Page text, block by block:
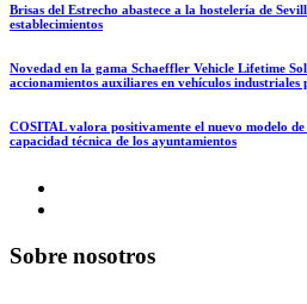
Brisas del Estrecho abastece a la hostelería de
establecimientos
Novedad en la gama Schaeffler Vehicle Lifetime
accionamientos auxiliares en vehículos industriales
COSITAL valora positivamente el nuevo modelo
capacidad técnica de los ayuntamientos
Sobre nosotros